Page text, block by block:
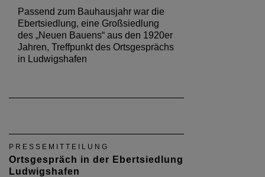
Passend zum Bauhausjahr war die
Ebertsiedlung, eine Großsiedlung
des „Neuen Bauens“ aus den 1920er
Jahren, Treffpunkt des Ortsgesprächs
in Ludwigshafen
PRESSEMITTEILUNG
Ortsgespräch in der Ebertsiedlung
Ludwigshafen